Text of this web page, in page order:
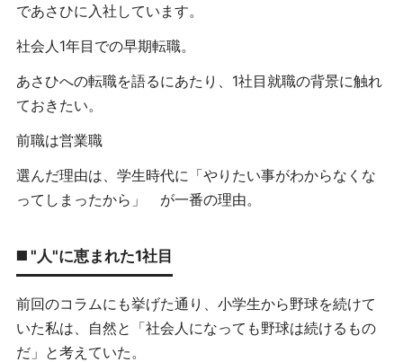
であさひに入社しています。
社会人1年目での早期転職。
あさひへの転職を語るにあたり、1社目就職の背景に触れ
ておきたい。
前職は営業職
選んだ理由は、学生時代に「やりたい事がわからなくな
ってしまったから」 が一番の理由。
◼️ "人"に恵まれた1社目
前回のコラムにも挙げた通り、小学生から野球を続けて
いた私は、自然と「社会人になっても野球は続けるもの
だ」と考えていた。